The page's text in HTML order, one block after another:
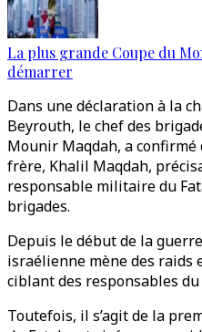
La plus grande Coupe du
démarrer
Dans une déclaration à la
Beyrouth, le chef des
Mounir Maqdah, a
frère, Khalil Maqdah,
responsable militaire du
brigades.
Depuis le début de la
israélienne mène des raids
ciblant des responsables
Toutefois, il s’agit de la